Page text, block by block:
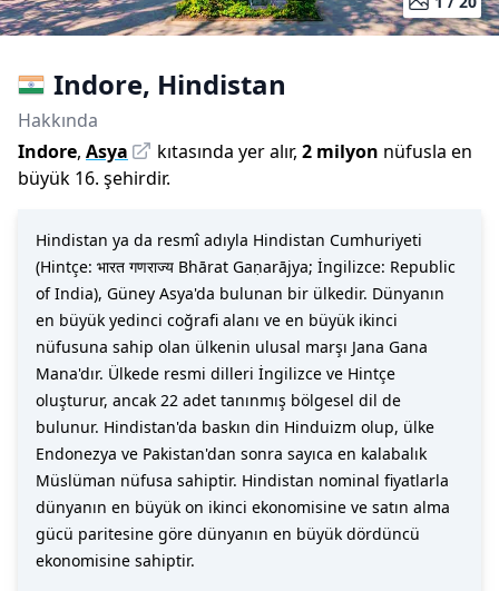
Indore, Hindistan
Hakkında
Indore, Asya kıtasında yer alır, 2 milyon nüfusla en
büyük 16. şehirdir.
Hindistan ya da resmî adıyla Hindistan Cumhuriyeti
(Hintçe: भारत गणराज्य Bhārat Gaṇarājya; İngilizce: Republic
of India), Güney Asya'da bulunan bir ülkedir. Dünyanın
en büyük yedinci coğrafi alanı ve en büyük ikinci
nüfusuna sahip olan ülkenin ulusal marşı Jana Gana
Mana'dır. Ülkede resmi dilleri İngilizce ve Hintçe
oluşturur, ancak 22 adet tanınmış bölgesel dil de
bulunur. Hindistan'da baskın din Hinduizm olup, ülke
Endonezya ve Pakistan'dan sonra sayıca en kalabalık
Müslüman nüfusa sahiptir. Hindistan nominal fiyatlarla
dünyanın en büyük on ikinci ekonomisine ve satın alma
gücü paritesine göre dünyanın en büyük dördüncü
ekonomisine sahiptir.